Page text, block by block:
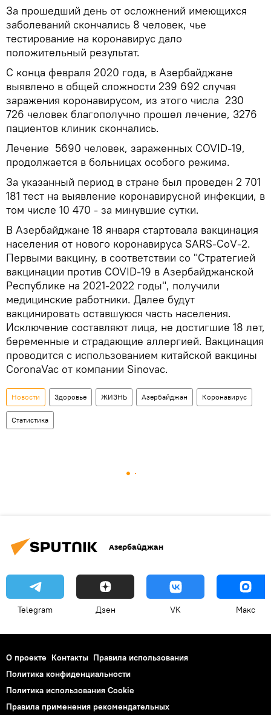
За прошедший день от осложнений имеющихся
заболеваний скончались 8 человек, чье
тестирование на коронавирус дало
положительный результат.
С конца февраля 2020 года, в Азербайджане
выявлено в общей сложности 239 692 случая
заражения коронавирусом, из этого числа 230
726 человек благополучно прошел лечение, 3276
пациентов клиник скончались.
Лечение 5690 человек, зараженных COVID-19,
продолжается в больницах особого режима.
За указанный период в стране был проведен 2 701
181 тест на выявление коронавирусной инфекции, в
том числе 10 470 - за минувшие сутки.
В Азербайджане 18 января стартовала вакцинация
населения от нового коронавируса SARS-CoV-2.
Первыми вакцину, в соответствии со "Стратегией
вакцинации против COVID-19 в Азербайджанской
Республике на 2021-2022 годы", получили
медицинские работники. Далее будут
вакцинировать оставшуюся часть населения.
Исключение составляют лица, не достигшие 18 лет,
беременные и страдающие аллергией. Вакцинация
проводится с использованием китайской вакцины
CoronaVac от компании Sinovac.
Новости Здоровье ЖИЗНЬ Азербайджан Коронавирус
Статистика
Азербайджан
Telegram Дзен VK Макс
О проекте Контакты Правила использования
Политика конфиденциальности
Политика использования Cookie
Правила применения рекомендательных